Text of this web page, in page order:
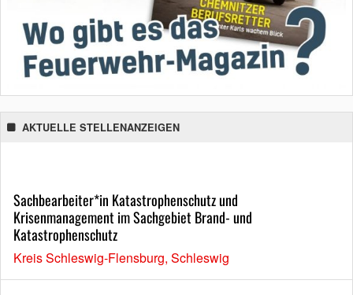
AKTUELLE STELLENANZEIGEN
Sachbearbeiter*in Katastrophenschutz und
Krisenmanagement im Sachgebiet Brand- und
Katastrophenschutz
Kreis Schleswig-Flensburg, Schleswig